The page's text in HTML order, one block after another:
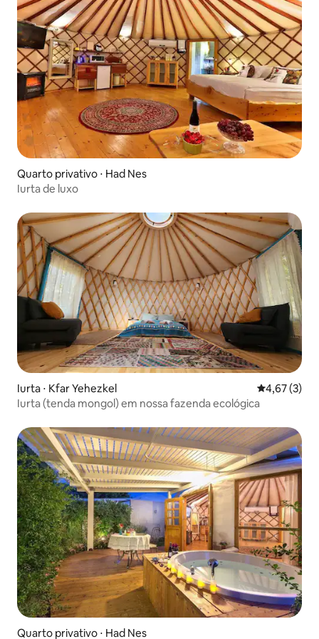
Quarto privativo ⋅ Had Nes
Iurta de luxo
Iurta ⋅ Kfar Yehezkel 4,67 de
4,67 (3)
Iurta (tenda mongol) em nossa fazenda ecológica
Quarto privativo ⋅ Had Nes